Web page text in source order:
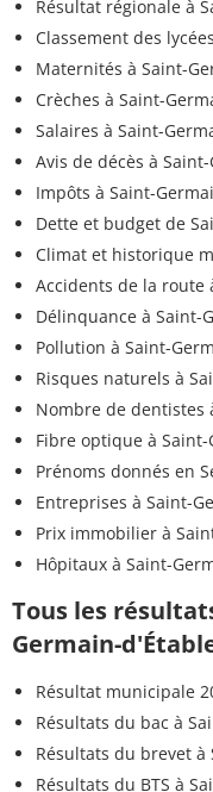
Résultat régionale à
Classement des
Maternités à Saint-
Crèches à Saint-
Salaires à Saint-
Avis de décès à
Impôts à Saint-
Dette et budget de
Climat et historique
Accidents de la route
Délinquance à Saint-
Pollution à Saint-
Risques naturels à
Nombre de dentistes
Fibre optique à
Prénoms donnés en
Entreprises à Saint-
Prix immobilier à
Hôpitaux à Saint-
Tous les
Germain-
Résultat municipale
Résultats du bac à
Résultats du brevet à
Résultats du BTS à